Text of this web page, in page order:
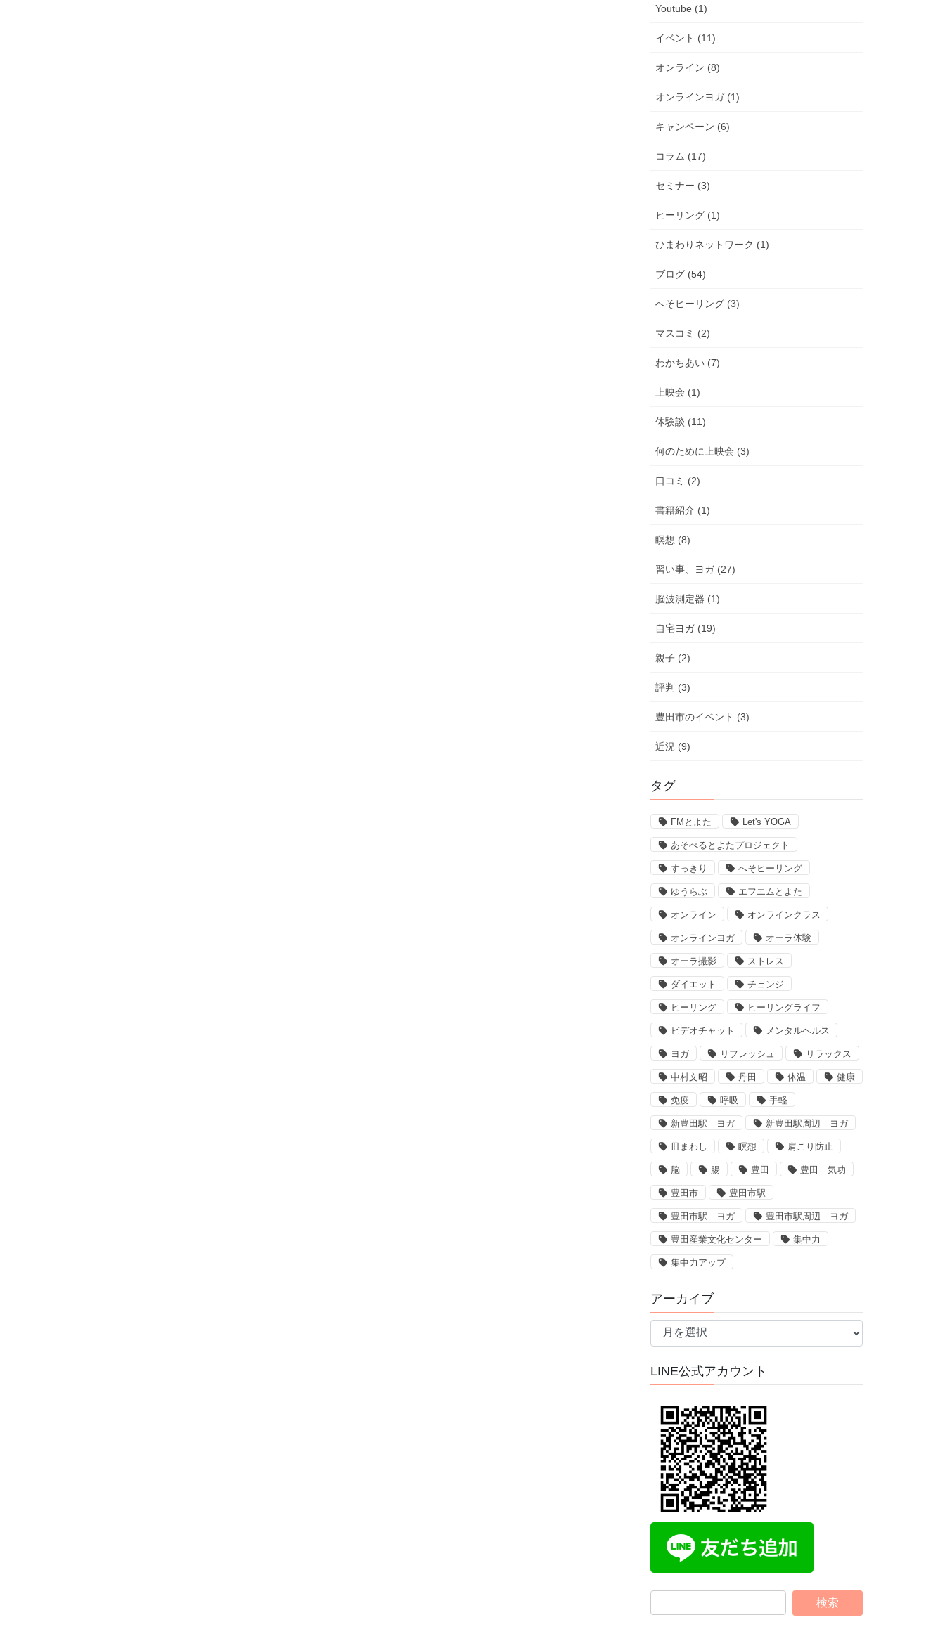
Youtube (1)
イベント (11)
オンライン (8)
オンラインヨガ (1)
キャンペーン (6)
コラム (17)
セミナー (3)
ヒーリング (1)
ひまわりネットワーク (1)
ブログ (54)
へそヒーリング (3)
マスコミ (2)
わかちあい (7)
上映会 (1)
体験談 (11)
何のために上映会 (3)
口コミ (2)
書籍紹介 (1)
瞑想 (8)
習い事、ヨガ (27)
脳波測定器 (1)
自宅ヨガ (19)
親子 (2)
評判 (3)
豊田市のイベント (3)
近況 (9)
タグ
FMとよた Let's YOGA
あそべるとよたプロジェクト
すっきり へそヒーリング
ゆうらぶ エフエムとよた
オンライン オンラインクラス
オンラインヨガ オーラ体験
オーラ撮影 ストレス
ダイエット チェンジ
ヒーリング ヒーリングライフ
ビデオチャット メンタルヘルス
ヨガ リフレッシュ リラックス
中村文昭 丹田 体温 健康
免疫 呼吸 手軽
新豊田駅 ヨガ 新豊田駅周辺 ヨガ
皿まわし 瞑想 肩こり防止
脳 腸 豊田 豊田 気功
豊田市 豊田市駅
豊田市駅 ヨガ 豊田市駅周辺 ヨガ
豊田産業文化センター 集中力
集中力アップ
アーカイブ
ア
イ
ブ
LINE公式アカウント